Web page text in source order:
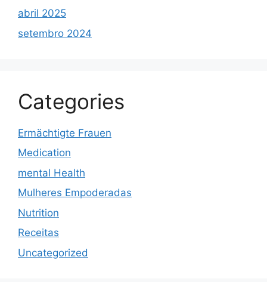
abril 2025
setembro 2024
Categories
Ermächtigte Frauen
Medication
mental Health
Mulheres Empoderadas
Nutrition
Receitas
Uncategorized